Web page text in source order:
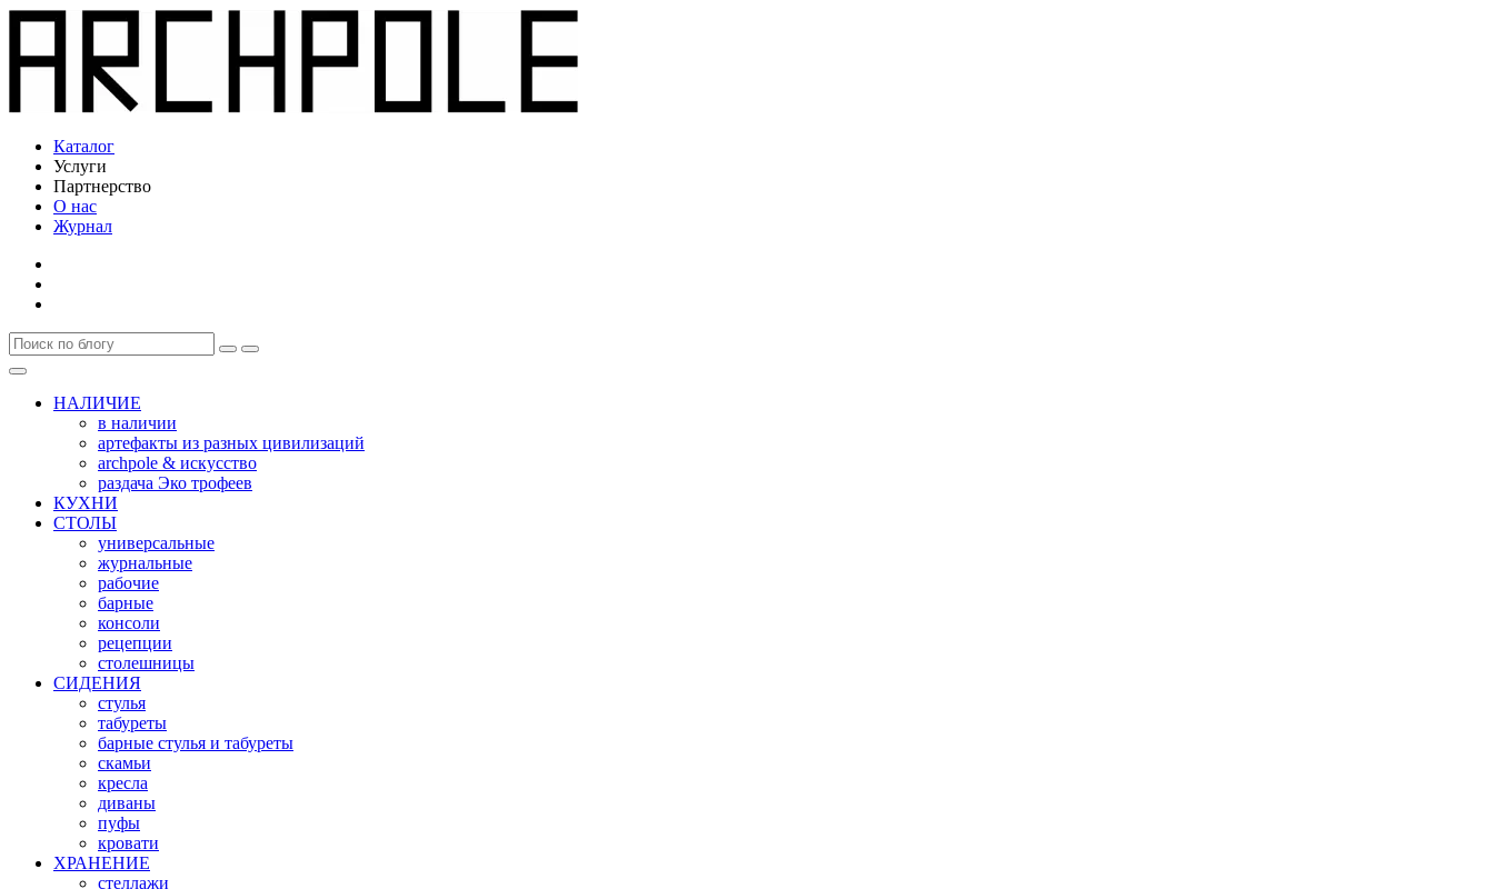
Каталог
Услуги
Партнерство
О нас
Журнал
НАЛИЧИЕ
в наличии
артефакты из разных цивилизаций
archpole & искусство
раздача Эко трофеев
КУХНИ
СТОЛЫ
универсальные
журнальные
рабочие
барные
консоли
рецепции
столешницы
СИДЕНИЯ
стулья
табуреты
барные стулья и табуреты
скамьи
кресла
диваны
пуфы
кровати
ХРАНЕНИЕ
стеллажи